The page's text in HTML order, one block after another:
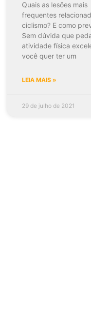
Quais as lesões mais
frequentes
ciclismo? E como
Sem dúvida que
atividade física
você quer ter um
LEIA MAIS »
29 de julho de 2021